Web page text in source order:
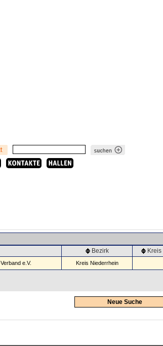
Bezirk Kreis
e.V. Kreis Niederrhein
Neue Suche